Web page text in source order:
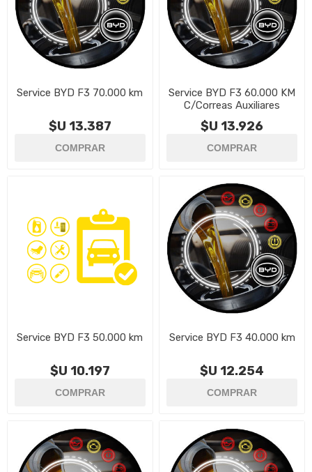
Service BYD F3 70.000 km
$U 13.387
Service BYD F3 60.000 KM
C/Correas Auxiliares
$U 13.926
Service BYD F3 50.000 km
$U 10.197
Service BYD F3 40.000 km
$U 12.254